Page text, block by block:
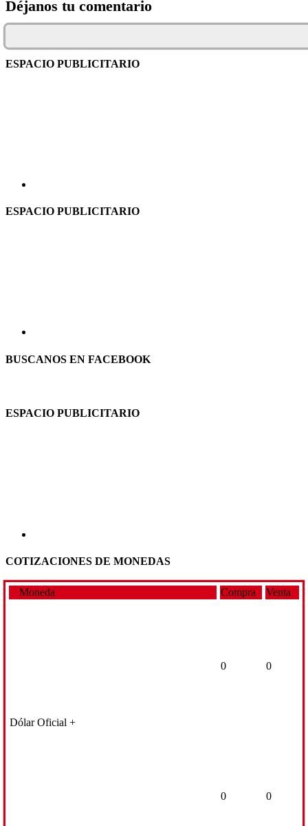
Déjanos tu comentario
ESPACIO PUBLICITARIO
ESPACIO PUBLICITARIO
BUSCANOS EN FACEBOOK
ESPACIO PUBLICITARIO
COTIZACIONES DE MONEDAS
Moneda Compra Venta
Dólar Oficial +
0 0
0 0